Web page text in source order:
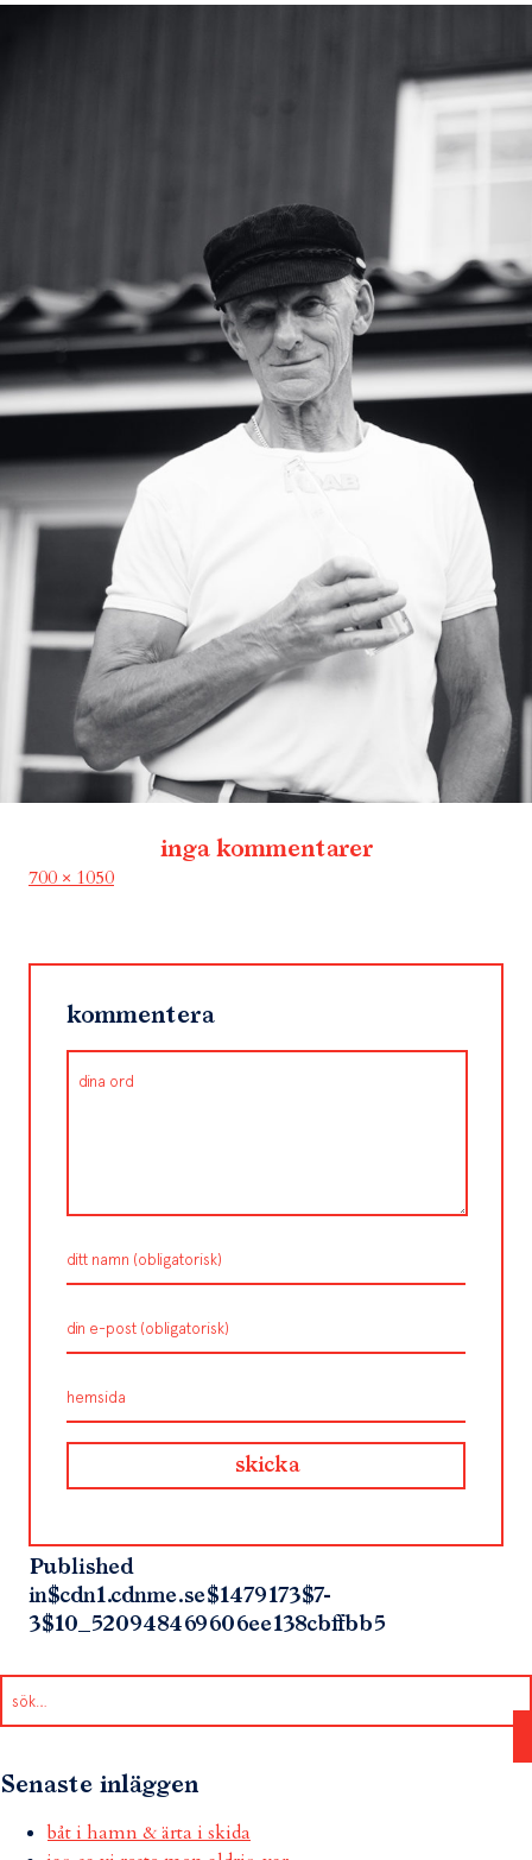
inga kommentarer
Full
700 × 1050
kommentera
Published
in$cdn1.cdnme.se$1479173$7-
3$10_520948469606ee138cbffbb5
Senaste inläggen
båt i hamn & ärta i skida